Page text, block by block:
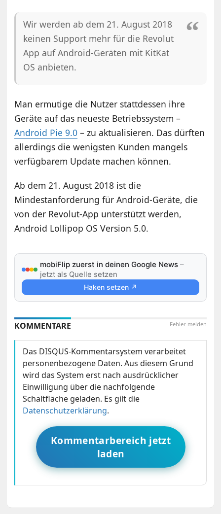
Wir werden ab dem 21. August 2018
keinen Support mehr für die Revolut
App auf Android-Geräten mit KitKat
OS anbieten.
Man ermutige die Nutzer stattdessen ihre
Geräte auf das neueste Betriebssystem –
Android Pie 9.0 – zu aktualisieren. Das dürften
allerdings die wenigsten Kunden mangels
verfügbarem Update machen können.
Ab dem 21. August 2018 ist die
Mindestanforderung für Android-Geräte, die
von der Revolut-App unterstützt werden,
Android Lollipop OS Version 5.0.
mobiFlip zuerst in deinen Google News –
jetzt als Quelle setzen
Haken setzen ↗
Fehler melden
KOMMENTARE
Das DISQUS-Kommentarsystem verarbeitet
personenbezogene Daten. Aus diesem Grund
wird das System erst nach ausdrücklicher
Einwilligung über die nachfolgende
Schaltfläche geladen. Es gilt die
Datenschutzerklärung.
Kommentarbereich jetzt
laden